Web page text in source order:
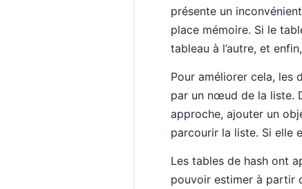
présente un
place mémoire. Si le
tableau à l’autre, et
Pour améliorer cela, les
par un nœud de la liste.
approche, ajouter un
parcourir la liste. Si elle
Les tables de hash ont
pouvoir estimer à partir